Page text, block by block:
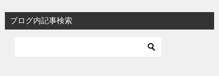
ブログ内記事検索